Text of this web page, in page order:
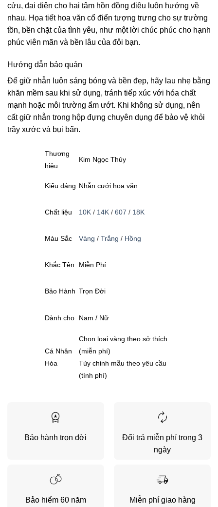
cửu, đại diện cho hai tâm hồn đồng điệu luôn hướng về
nhau. Họa tiết hoa văn cổ điển tượng trưng cho sự trường
tồn, bền chặt của tình yêu, như một lời chúc phúc cho hạnh
phúc viên mãn và bền lâu của đôi bạn.
Hướng dẫn bảo quản
Để giữ nhẫn luôn sáng bóng và bền đẹp, hãy lau nhẹ bằng
khăn mềm sau khi sử dụng, tránh tiếp xúc với hóa chất
mạnh hoặc môi trường ẩm ướt. Khi không sử dụng, nên
cất giữ nhẫn trong hộp đựng chuyên dụng để bảo vệ khỏi
trầy xước và bụi bẩn.
Thương
hiệu
Kim Ngọc Thủy
Kiểu dáng Nhẫn cưới hoa văn
Chất liệu 10K/ 14K/ 607 / 18K
Màu Sắc Vàng / Trắng / Hồng
Khắc Tên Miễn Phí
Bảo Hành Trọn Đời
Dành cho Nam / Nữ
Cá Nhân
Hóa
Chọn loại vàng theo sở thích
(miễn phí)
Tùy chỉnh mẫu theo yêu cầu
(tính phí)
Bảo hành trọn đời
Đổi trả miễn phí trong 3
ngày
Bảo hiểm 60 năm
Miễn phí giao hàng